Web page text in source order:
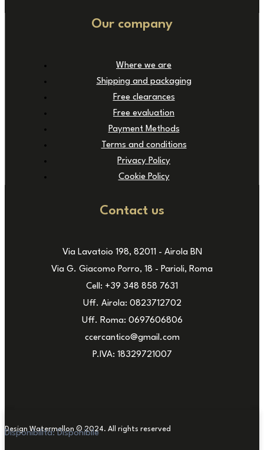
Our company
Where we are
Shipping and packaging
Free clearances
Free evaluation
Payment Methods
Terms and conditions
Privacy Policy
Cookie Policy
Contact us
Via Lavatoio 198, 82011 - Airola BN
Via G. Giacomo Porro, 18 - Parioli, Roma
Cell: +39 348 858 7631
Uff. Airola: 0823712702
Uff. Roma: 0697606806
ccercantico@gmail.com
P.IVA: 18329721007
Design Watermellon © 2024. All rights reserved
Disponibilità: Disponibile